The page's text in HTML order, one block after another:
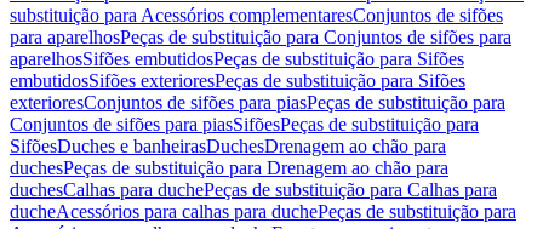
substituição para Acessórios complementaresConjuntos de sifões
para aparelhosPeças de substituição para Conjuntos de sifões para
aparelhosSifões embutidosPeças de substituição para Sifões
embutidosSifões exterioresPeças de substituição para Sifões
exterioresConjuntos de sifões para piasPeças de substituição para
Conjuntos de sifões para piasSifõesPeças de substituição para
SifõesDuches e banheirasDuchesDrenagem ao chão para
duchesPeças de substituição para Drenagem ao chão para
duchesCalhas para duchePeças de substituição para Calhas para
ducheAcessórios para calhas para duchePeças de substituição para